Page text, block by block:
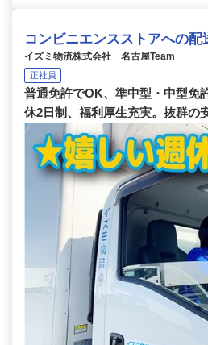
コンビニエンスストアへの配
イズミ物流株式会社 名古屋Team
正社員
普通免許でOK、準中型・中型免
休2日制、福利厚生充実。抜群の